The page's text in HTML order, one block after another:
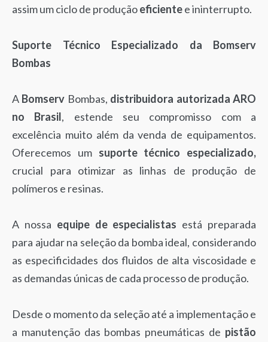
assim um ciclo de produçãoeficientee ininterrupto.
Suporte Técnico Especializado da Bomserv
Bombas
A Bomserv Bombas, distribuidora autorizada ARO
no Brasil, estende seu compromisso com a
excelência muito além da venda de equipamentos.
Oferecemos um suporte técnico especializado,
crucial para otimizar as linhas de produção de
polímeros e resinas.
A nossa equipe de especialistas está preparada
para ajudar na seleção da bomba ideal, considerando
as especificidades dos fluidos de alta viscosidade e
as demandas únicas de cada processo de produção.
Desde o momento da seleção até a implementação e
a manutenção das bombas pneumáticas de pistão